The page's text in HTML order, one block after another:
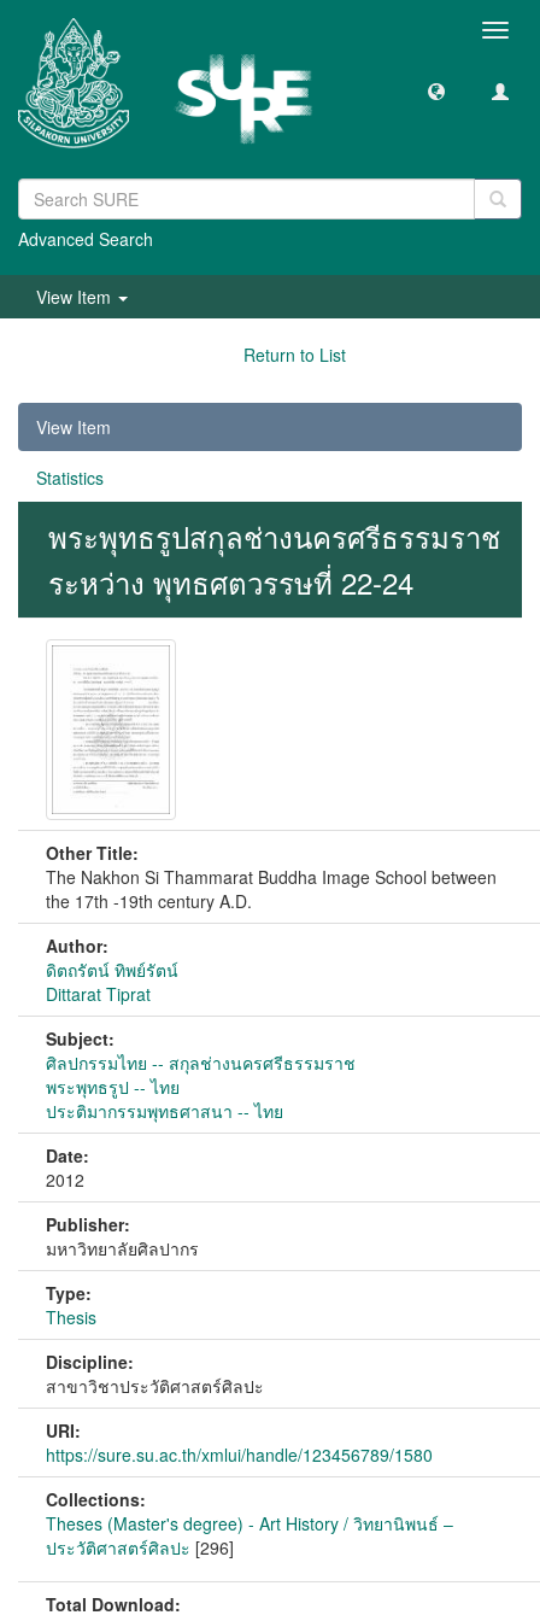
Advanced Search
View Item
Return to List
View Item
Statistics
พระพุทธรูปสกุลช่างนครศรีธรรมราช
ระหว่าง พุทธศตวรรษที่ 22-24
Other Title:
The Nakhon Si Thammarat Buddha Image School between
the 17th -19th century A.D.
Author:
ดิตถรัตน์ ทิพย์รัตน์
Dittarat Tiprat
Subject:
ศิลปกรรมไทย -- สกุลช่างนครศรีธรรมราช
พระพุทธรูป -- ไทย
ประติมากรรมพุทธศาสนา -- ไทย
Date:
2012
Publisher:
มหาวิทยาลัยศิลปากร
Type:
Thesis
Discipline:
สาขาวิชาประวัติศาสตร์ศิลปะ
URI:
https://sure.su.ac.th/xmlui/handle/123456789/1580
Collections:
Theses (Master's degree) - Art History / วิทยานิพนธ์ –
ประวัติศาสตร์ศิลปะ [296]
Total Download: